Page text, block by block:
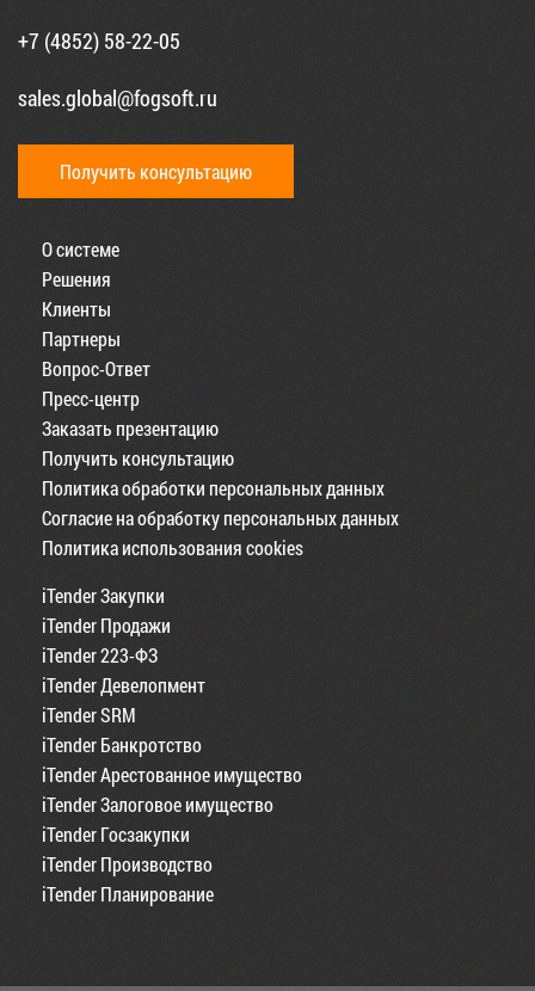
+7 (4852) 58-22-05
sales.global@fogsoft.ru
Получить консультацию
О системе
Решения
Клиенты
Партнеры
Вопрос-Ответ
Пресс-центр
Заказать презентацию
Получить консультацию
Политика обработки персональных данных
Согласие на обработку персональных данных
Политика использования cookies
iTender Закупки
iTender Продажи
iTender 223-ФЗ
iTender Девелопмент
iTender SRM
iTender Банкротство
iTender Арестованное имущество
iTender Залоговое имущество
iTender Госзакупки
iTender Производство
iTender Планирование